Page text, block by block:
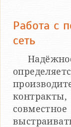
Работа с
сеть